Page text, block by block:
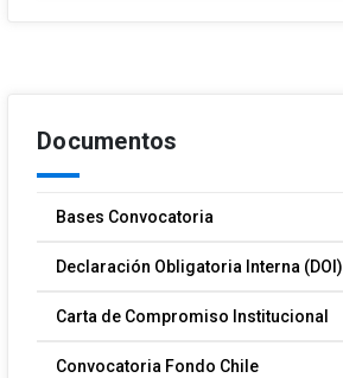
Documentos
Bases Convocatoria
Declaración Obligatoria Interna (DOI)
Carta de Compromiso Institucional
Convocatoria Fondo Chile